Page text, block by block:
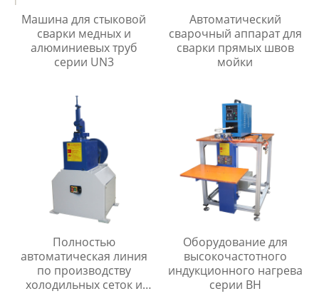
Машина для стыковой
сварки медных и
алюминиевых труб
серии UN3
Автоматический
сварочный аппарат для
сварки прямых швов
мойки
Полностью
автоматическая линия
по производству
холодильных сеток и
Оборудование для
высокочастотного
индукционного нагрева
серии BH